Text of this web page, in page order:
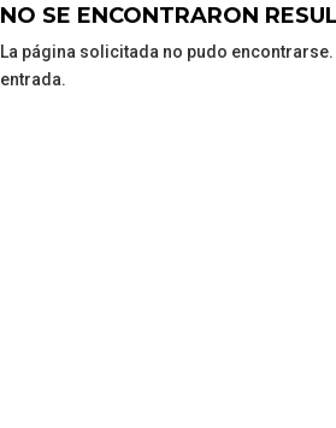
NO SE ENCONTRARON
La página solicitada no pudo
entrada.